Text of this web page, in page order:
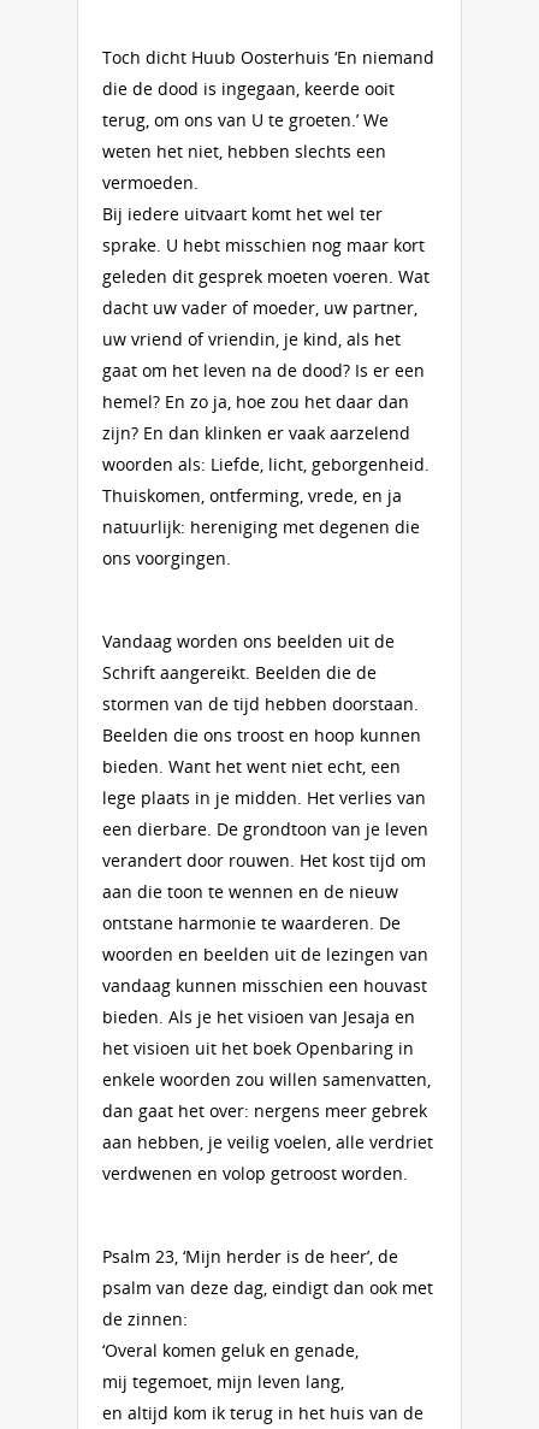
Toch dicht Huub Oosterhuis ‘En niemand
die de dood is ingegaan, keerde ooit
terug, om ons van U te groeten.’ We
weten het niet, hebben slechts een
vermoeden.
Bij iedere uitvaart komt het wel ter
sprake. U hebt misschien nog maar kort
geleden dit gesprek moeten voeren. Wat
dacht uw vader of moeder, uw partner,
uw vriend of vriendin, je kind, als het
gaat om het leven na de dood? Is er een
hemel? En zo ja, hoe zou het daar dan
zijn? En dan klinken er vaak aarzelend
woorden als: Liefde, licht, geborgenheid.
Thuiskomen, ontferming, vrede, en ja
natuurlijk: hereniging met degenen die
ons voorgingen.
Vandaag worden ons beelden uit de
Schrift aangereikt. Beelden die de
stormen van de tijd hebben doorstaan.
Beelden die ons troost en hoop kunnen
bieden. Want het went niet echt, een
lege plaats in je midden. Het verlies van
een dierbare. De grondtoon van je leven
verandert door rouwen. Het kost tijd om
aan die toon te wennen en de nieuw
ontstane harmonie te waarderen. De
woorden en beelden uit de lezingen van
vandaag kunnen misschien een houvast
bieden. Als je het visioen van Jesaja en
het visioen uit het boek Openbaring in
enkele woorden zou willen samenvatten,
dan gaat het over: nergens meer gebrek
aan hebben, je veilig voelen, alle verdriet
verdwenen en volop getroost worden.
Psalm 23, ‘Mijn herder is de heer’, de
psalm van deze dag, eindigt dan ook met
de zinnen:
‘Overal komen geluk en genade,
mij tegemoet, mijn leven lang,
en altijd kom ik terug in het huis van de